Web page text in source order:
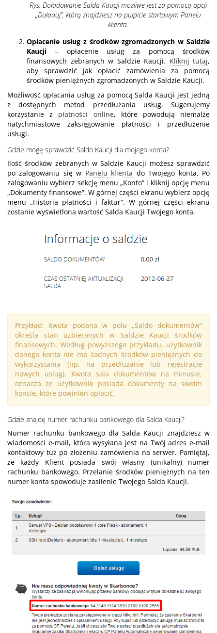
Rys. Doładowanie Salda Kaucji możliwe jest za pomocą opcji
„Doładuj”, którą znajdziesz na pulpicie startowym Panelu
klienta.
Opłacenie usług z środków zgromadzonych w Saldzie
Kaucji– opłacenie usług za pomocą środków
finansowych zebranych w Saldzie Kaucji. Kliknij tutaj,
aby sprawdzić jak opłacić zamówienia za pomocą
środków pieniężnych zgromadzonych w Saldzie Kaucji.
Możliwość opłacania usług za pomocą Salda Kaucji jest jedną
z dostępnych metod przedłużania usług. Sugerujemy
korzystanie z płatności online, które powodują niemalże
natychmiastowe zaksięgowanie płatności i przedłużenie
usługi.
Gdzie mogę sprawdzić Saldo Kaucji dla mojego konta?
Ilość środków zebranych w Saldzie Kaucji możesz sprawdzić
po zalogowaniu się w Panelu klienta do Twojego konta. Po
zalogowaniu wybierz sekcję menu „Konto” i kliknij opcję menu
„Dokumenty finansowe”. W górnej części ekranu wybierz opcję
menu „Historia płatności i faktur”. W górnej części ekranu
zostanie wyświetlona wartość Salda Kaucji Twojego konta.
Przykład: kwota podana w polu „Saldo dokumentów”
określa stan uzbieranych w Saldzie Kaucji środków
finansowych. Według powyższego przykładu, użytkownik
danego konta nie ma żadnych środków pieniężnych do
wykorzystania (np. na przedłużanie lub rejestracje
nowych usług). Kwota sala dokumentów na minusie,
oznacza że użytkownik posiada dokumenty na swoim
koncie, które powinien opłacić.
Gdzie znajdę numer rachunku bankowego dla Salda Kaucji?
Numer rachunku bankowego dla Salda Kaucji znajdziesz w
wiadomości e-mail, która wysyłana jest na Twój adres e-mail
kontaktowy tuż po złożeniu zamówienia na serwer. Pamiętaj,
że każdy Klient posiada swój własny (unikalny) numer
rachunku bankowego. Przelanie środków pieniężnych na ten
numer konta spowoduje zasilenie Twojego Salda Kaucji.